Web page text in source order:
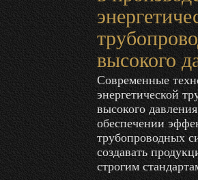
высокого
Современные
энергетической
высокого
обеспечении
трубопроводных
создавать
строгим